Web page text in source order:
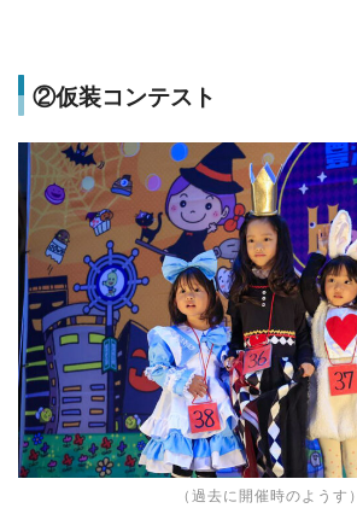
②仮装コンテスト
（過去に開催時のようす）